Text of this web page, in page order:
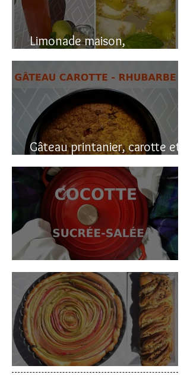
Limonade maison,
naturellement pétillante!!!
Gâteau printanier, carotte et
rhubarbe
Cocotte sucrée-salée